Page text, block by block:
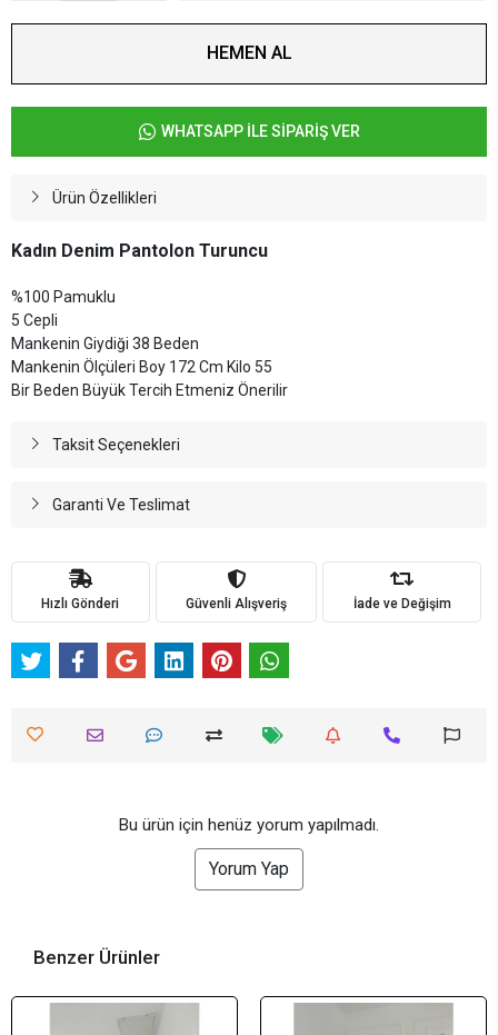
HEMEN AL
WHATSAPP İLE SİPARİŞ VER
Ürün Özellikleri
Kadın Denim Pantolon Turuncu
%100 Pamuklu
5 Cepli
Mankenin Giydiği 38 Beden
Mankenin Ölçüleri Boy 172 Cm Kilo 55
Bir Beden Büyük Tercih Etmeniz Önerilir
Taksit Seçenekleri
Garanti Ve Teslimat
Hızlı Gönderi Güvenli Alışveriş İade ve Değişim
Bu ürün için henüz yorum yapılmadı.
Yorum Yap
Benzer Ürünler